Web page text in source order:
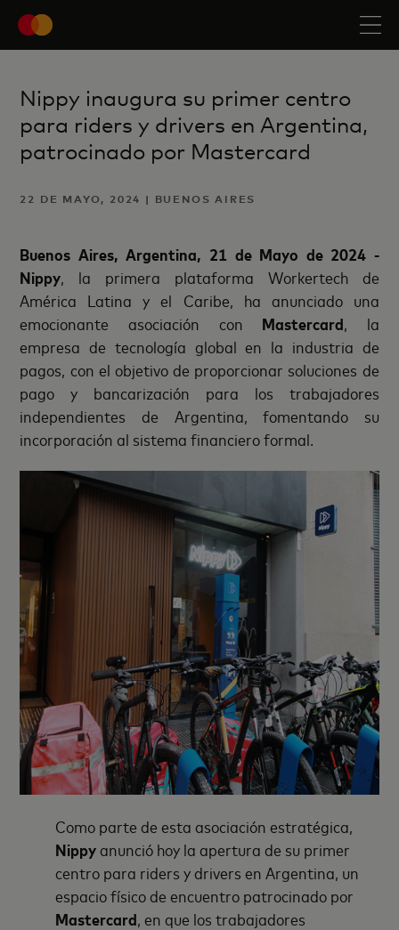
Nippy inaugura su primer centro
para riders y drivers en Argentina,
patrocinado por Mastercard
22 DE MAYO, 2024 | BUENOS AIRES
Buenos Aires, Argentina, 21 de Mayo de 2024 -
Nippy, la primera plataforma Workertech de
América Latina y el Caribe, ha anunciado una
emocionante asociación con Mastercard, la
empresa de tecnología global en la industria de
pagos, con el objetivo de proporcionar soluciones de
pago y bancarización para los trabajadores
independientes de Argentina, fomentando su
incorporación al sistema financiero formal.
Como parte de esta asociación estratégica,
Nippyanunció hoy la apertura de su primer
centro para riders y drivers en Argentina, un
espacio físico de encuentro patrocinado por
Mastercard, en que los trabajadores